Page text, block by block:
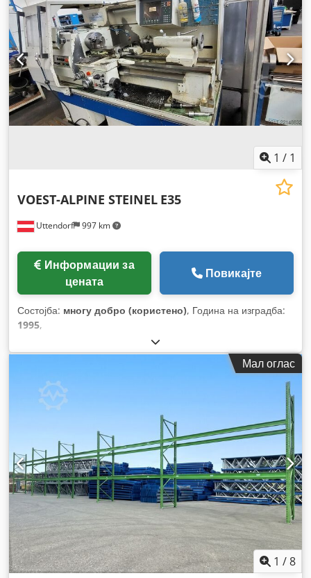
документација / прирачник,
1 / 1
Uttendorf 997 km
VOEST-ALPINE STEINEL E35
цената
Повикајте
Состојба: многу добро (користено), Година на изградба:
1995,
Мал оглас
1 /8